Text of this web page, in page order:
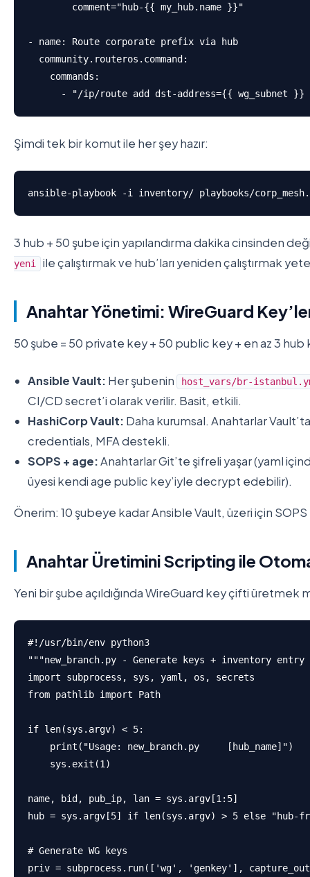
        comment="hub-{{ my_hub.name }}"
- name: Route corporate prefix via hub
  community.routeros.command:
    commands:
- "/ip/route add dst-address={{ wg_subnet
Şimdi tek bir komut ile her şey hazır:
ansible-playbook -i inventory/ playbooks/
3 hub + 50 şube için yapılandırma dakika cinsinden
yeni ile çalıştırmak ve hub’ları yeniden çalıştırmak
Anahtar Yönetimi: WireGuard
50 şube = 50 private key + 50 public key + en az 3
Ansible Vault: Her şubenin host_vars/br-
CI/CD secret’i olarak verilir. Basit, etkili.
HashiCorp Vault: Daha kurumsal. Anahtarlar
credentials, MFA destekli.
SOPS + age:Anahtarlar Git’te şifreli yaşar (yaml
üyesi kendi age public key’iyle decrypt edebilir).
Önerim: 10 şubeye kadar Ansible Vault, üzeri için
Anahtar Üretimini Scripting ile
Yeni bir şube açıldığında WireGuard key çifti
#!/usr/bin/env python3
"""new_branch.py - Generate keys + inventory
import subprocess, sys, yaml, os, secrets
from pathlib import Path
if len(sys.argv) < 5:
    print("Usage: new_branch.py     [hub_name]")
    sys.exit(1)
name, bid, pub_ip, lan = sys.argv[1:5]
hub = sys.argv[5] if len(sys.argv) > 5 else "hub-
# Generate WG keys
priv = subprocess.run(['wg', 'genkey'],